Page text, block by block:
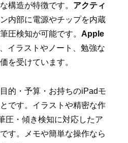
構造が特徴です。 アクティ
内部に電源やチップを内蔵
圧検知が可能です。 Apple
イラストやノート、勉強な
を受けています。
的・予算・お持ちのiPadモ
です。イラストや精密な作
圧・傾き検知に対応したア
す。メモや簡単な操作なら